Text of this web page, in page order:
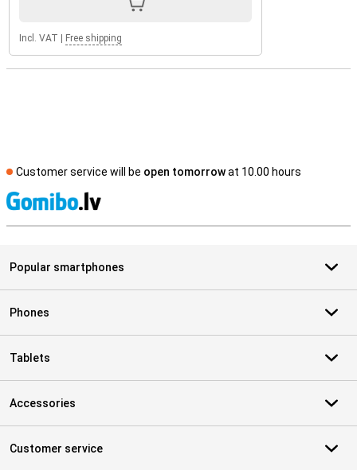
Incl. VAT Free shipping
Customer service will be open tomorrowat 10.00 hours
Popular smartphones
Phones
Tablets
Accessories
Customer service